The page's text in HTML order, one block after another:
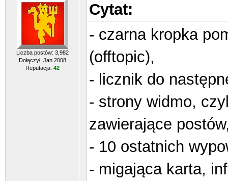
Liczba postów: 3,982
Dołączył: Jan 2008
Reputacja: 42
Cytat:
- czarna kropka
(offtopic),
- licznik do
- strony widmo,
zawierające
- 10 ostatnich
- migająca karta,